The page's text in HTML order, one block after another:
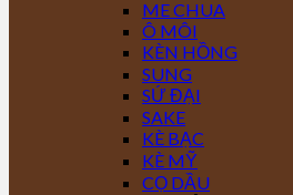
ME CHUA
Ô MÔI
KÈN HỒNG
SUNG
SỨ ĐẠI
SAKE
KÈ BẠC
KÈ MỸ
CỌ DẦU